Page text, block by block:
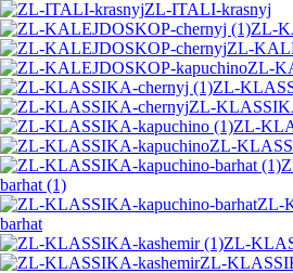
ZL-ITALI-krasnyj
ZL-
ZL-
ZL-
ZL-
ZL-
ZL-
ZL-
barhat (1)
ZL-
barhat
ZL-
ZL-